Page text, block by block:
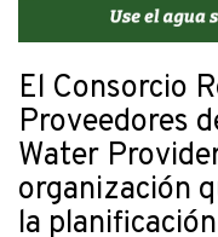
El Consorcio
Proveedores
Water
organización
la